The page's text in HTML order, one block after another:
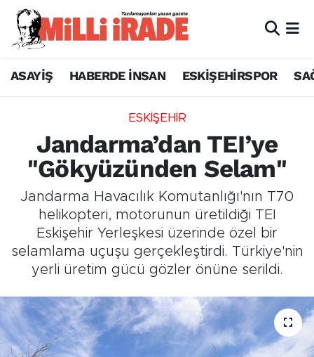
ASAYİŞ HABERDE İNSAN ESKİŞEHİRSPOR
ESKİŞEHİR
Jandarma’dan TEI’ye
"Gökyüzünden Selam"
Jandarma Havacılık Komutanlığı'nın T70
helikopteri, motorunun üretildiği TEI
Eskişehir Yerleşkesi üzerinde özel bir
selamlama uçuşu gerçekleştirdi. Türkiye'nin
yerli üretim gücü gözler önüne serildi.